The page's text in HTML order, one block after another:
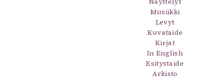
Musiikki
Levyt
Kuvataide
Kirjat
In English
Esitystaide
Arkisto